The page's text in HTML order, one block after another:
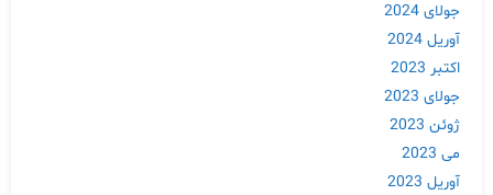
جولای 2024
آوریل 2024
اکتبر 2023
جولای 2023
ژوئن 2023
می 2023
آوریل 2023